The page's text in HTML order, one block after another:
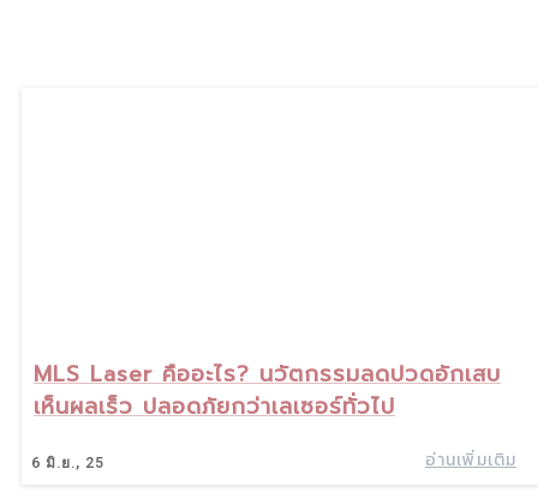
MLS Laser คืออะไร? นวัตกรรมลดปวดอักเสบ
เห็นผลเร็ว ปลอดภัยกว่าเลเซอร์ทั่วไป
6 มิ.ย., 25 อ่านเพิ่มเติม